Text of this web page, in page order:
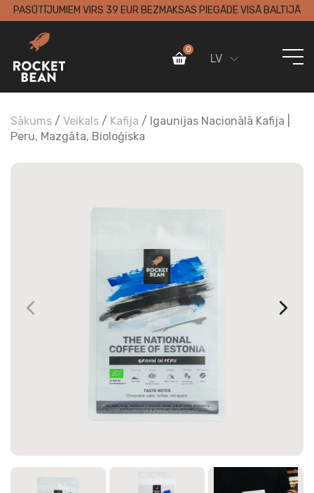
PASŪTĪJUMIEM VIRS 39 EUR BEZMAKSAS PIEGĀDE VISĀ BALTIJĀ
0
LV
Sākums / Veikals / Kafija / Igaunijas Nacionālā Kafija |
Peru, Mazgāta, Bioloģiska